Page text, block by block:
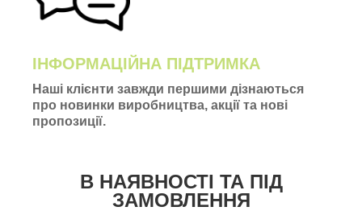
ІНФОРМАЦІЙНА ПІДТРИМКА
Наші клієнти завжди першими дізнаються
про новинки виробництва, акції та нові
пропозиції.
В НАЯВНОСТІ ТА ПІД
ЗАМОВЛЕННЯ